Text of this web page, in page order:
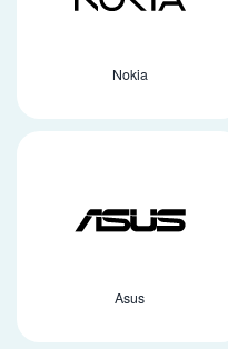
Nokia
Asus